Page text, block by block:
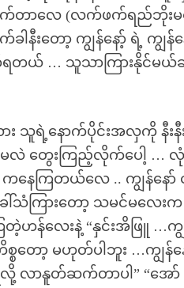
ာလေ (လက်ဖက်ရည်ဘိုးမရှ
ခါနီးတော့ ကျွန်နော့် ရဲ့
ရတယ် … သူသာကြားနိုင်မ
ား သူရဲ့နောက်ပိုင်းအလှကို
တွေးကြည့်လိုက်ပေါ့ …
နေကြတယ်လေ .. ကျွန်နေ
ခေါ်သံကြားတော့ သမင်မ
ဟန်လေးနဲ့ “နှင်းအိဖြူ …
စတော့ မဟုတ်ပါဘူး …ကျွန်
နူတ်ဆက်တာပါ” “အော်